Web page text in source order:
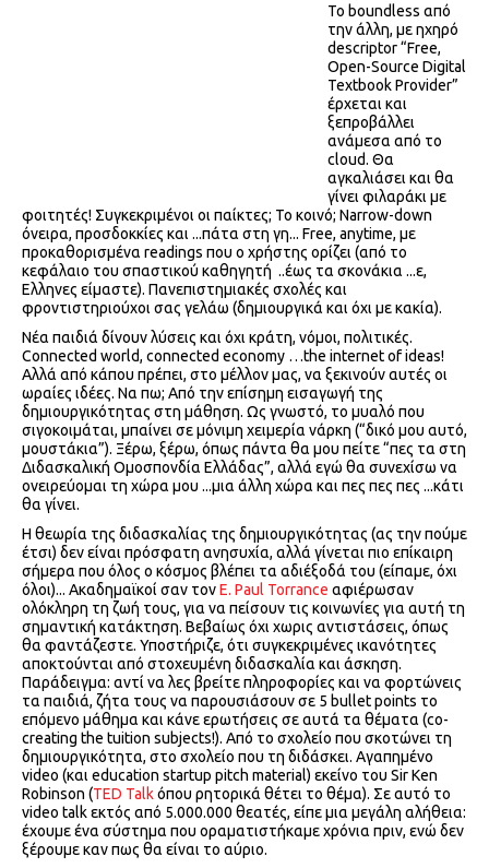
Το boundless από
την άλλη, με ηχηρό
descriptor “Free,
Open-Source Digital
Textbook Provider”
έρχεται και
ξεπροβάλλει
ανάμεσα από το
cloud. Θα
αγκαλιάσει και θα
γίνει φιλαράκι με
φοιτητές! Συγκεκριμένοι οι παίκτες; Το κοινό; Narrow-down
όνειρα, προσδοκκίες και ...πάτα στη γη... Free, anytime, με
προκαθορισμένα readings που ο χρήστης ορίζει (από το
κεφάλαιο του σπαστικού καθηγητή ..έως τα σκονάκια ...ε,
Ελληνες είμαστε). Πανεπιστημιακές σχολές και
φροντιστηριούχοι σας γελάω (δημιουργικά και όχι με κακία).
Νέα παιδιά δίνουν λύσεις και όχι κράτη, νόμοι, πολιτικές.
Connected world, connected economy …the internet of ideas!
Αλλά από κάπου πρέπει, στο μέλλον μας, να ξεκινούν αυτές οι
ωραίες ιδέες. Να πω; Από την επίσημη εισαγωγή της
δημιουργικότητας στη μάθηση. Ως γνωστό, το μυαλό που
σιγοκοιμάται, μπαίνει σε μόνιμη χειμερία νάρκη (“δικό μου αυτό,
μουστάκια”). Ξέρω, ξέρω, όπως πάντα θα μου πείτε “πες τα στη
Διδασκαλική Ομοσπονδία Ελλάδας”, αλλά εγώ θα συνεχίσω να
ονειρεύομαι τη χώρα μου ...μια άλλη χώρα και πες πες πες ...κάτι
θα γίνει.
Η θεωρία της διδασκαλίας της δημιουργικότητας (ας την πούμε
έτσι) δεν είναι πρόσφατη ανησυχία, αλλά γίνεται πιο επίκαιρη
σήμερα που όλος ο κόσμος βλέπει τα αδιέξοδά του (είπαμε, όχι
όλοι)... Ακαδημαϊκοί σαν τονE. Paul Torrance αφιέρωσαν
ολόκληρη τη ζωή τους, για να πείσουν τις κοινωνίες για αυτή τη
σημαντική κατάκτηση. Βεβαίως όχι χωρις αντιστάσεις, όπως
θα φαντάζεστε. Υποστήριζε, ότι συγκεκριμένες ικανότητες
αποκτούνται από στοχευμένη διδασκαλία και άσκηση.
Παράδειγμα: αντί να λες βρείτε πληροφορίες και να φορτώνεις
τα παιδιά, ζήτα τους να παρουσιάσουν σε 5 bullet points το
επόμενο μάθημα και κάνε ερωτήσεις σε αυτά τα θέματα (co-
creating the tuition subjects!). Από το σχολείο που σκοτώνει τη
δημιουργικότητα, στο σχολείο που τη διδάσκει. Αγαπημένο
video (και education startup pitch material) εκείνο του Sir Ken
Robinson (TED Talkόπου ρητορικά θέτει το θέμα). Σε αυτό το
video talk εκτός από 5.000.000 θεατές, είπε μια μεγάλη αλήθεια:
έχουμε ένα σύστημα που οραματιστήκαμε χρόνια πριν, ενώ δεν
ξέρουμε καν πως θα είναι το αύριο.